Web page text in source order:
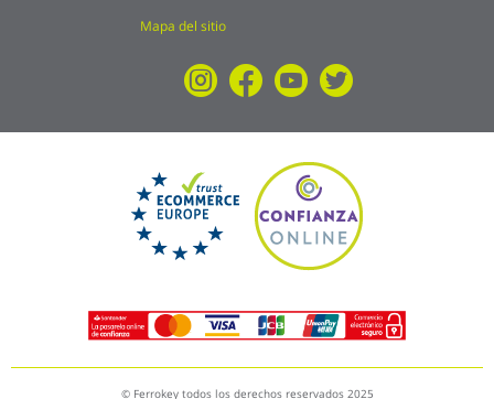
Mapa del sitio
© Ferrokey todos los derechos reservados 2025